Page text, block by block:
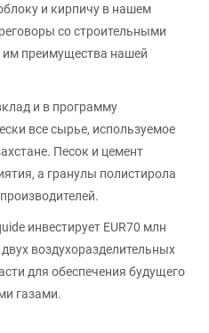
и кирпичу в нашем
со строительными
им преимущества нашей
и в программу
все сырье, используемое
Песок и цемент
а гранулы полистирола
инвестирует EUR70 млн
воздухоразделительных
для обеспечения будущего
газами.